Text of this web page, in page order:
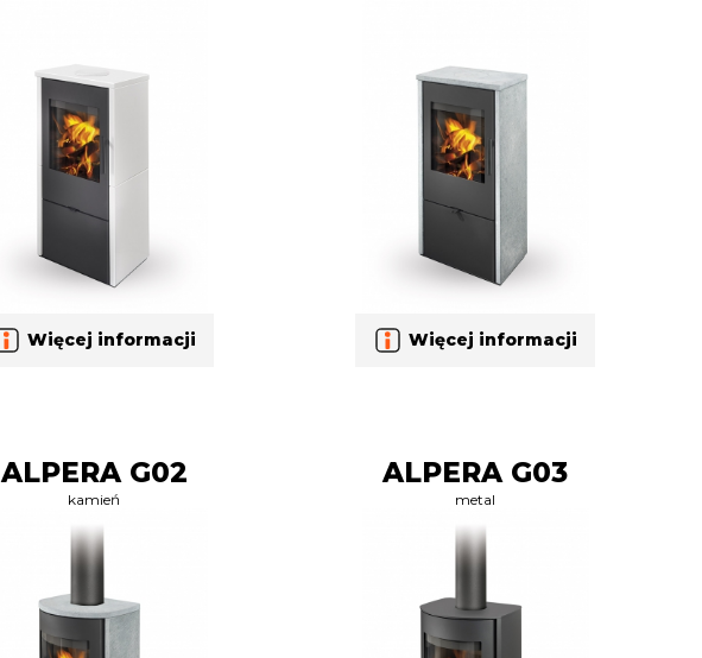
Więcej informacji Więcej informacji
ALPERA G02
kamień
ALPERA G03
metal